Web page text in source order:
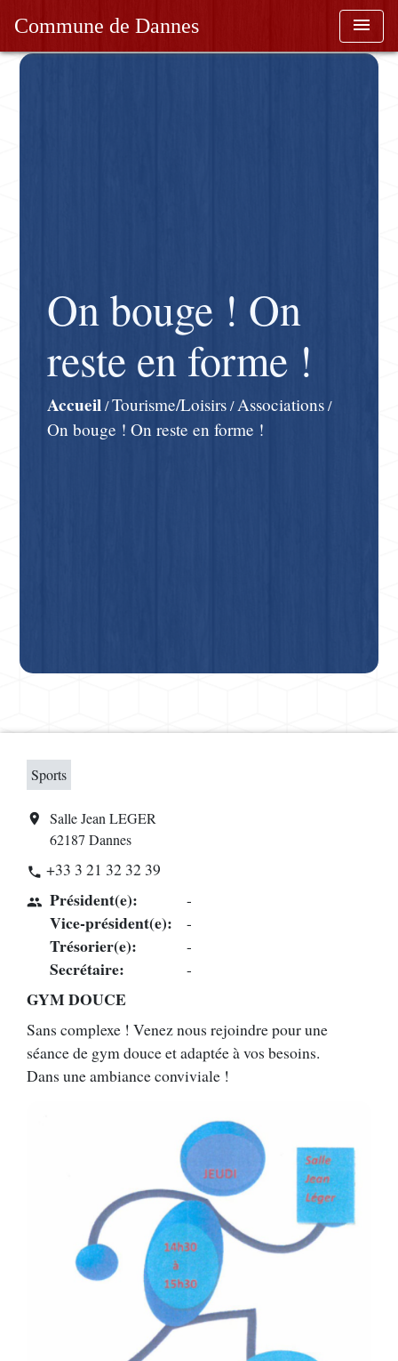
Commune de Dannes menu
On bouge ! On
reste en forme !
Accueil/Tourisme/Loisirs/Associations/
On bouge ! On reste en forme !
Sports
location_on
Salle Jean LEGER
62187 Dannes
phone +33 3 21 32 32 39
people Président(e):
Vice-président(e):
Trésorier(e):
Secrétaire:
-
-
-
-
GYM DOUCE
Sans complexe ! Venez nous rejoindre pour une
séance de gym douce et adaptée à vos besoins.
Dans une ambiance conviviale !